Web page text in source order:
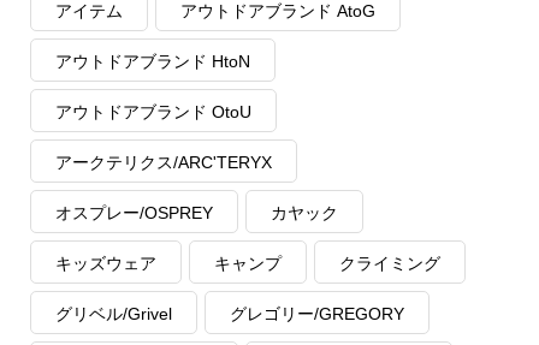
アイテム アウトドアブランド AtoG
アウトドアブランド HtoN
アウトドアブランド OtoU
アークテリクス/ARC'TERYX
オスプレー/OSPREY カヤック
キッズウェア キャンプ クライミング
グリベル/Grivel グレゴリー/GREGORY